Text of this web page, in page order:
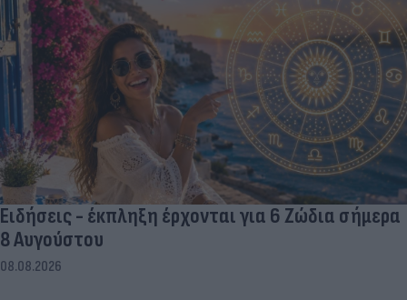
Ειδήσεις - έκπληξη έρχονται για 6 Ζώδια σήμερα
8 Αυγούστου
08.08.2026